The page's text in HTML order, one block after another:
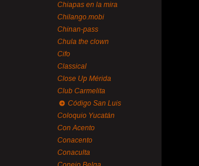
Chiapas en la mira
Chilango.mobi
Chinan-pass
Chula the clown
Cifo
Classical
Close Up Mérida
Club Carmelita
Código San Luis
Coloquio Yucatán
Con Acento
Conacento
Conaculta